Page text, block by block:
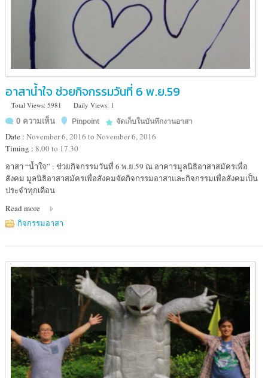
อาสาน้ำใจ ช่วยกิจกรรมวันที่ 6 พ.ย.59
Total Views: 5981
Daily Views: 1
0 ความเห็น
Pinpoint จัดเก็บในบันทึกงานอาสา
Date : November 6, 2016 to November 6, 2016
Timing : 8.00 to 17.30
Location
:
อาคาร
อาสา
สมัคร
สังคม
(มอส.)
Thai
Volunteer
Building
อาสา “น้ำใจ” : ช่วยกิจกรรมวันที่ 6 พ.ย.59 ณ อาคารมูลนิธิอาสาสมัครเพื่อ
สังคม มูลนิธิอาสาสมัครเพื่อสังคมจัดกิจกรรมอาสาและกิจกรรมเพื่อสังคมเป็น
ประจำทุกเดือน
Read more
กิจกรรมอาสา